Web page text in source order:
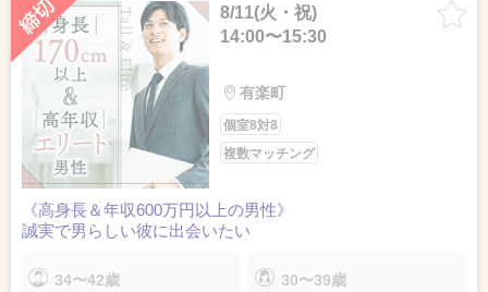
8/11(火・祝)
14:00〜15:30
有楽町
個室8対8
複数マッチング
《高身長＆年収600万円以上の男性》
誠実で男らしい彼に出会いたい
34〜42歳 30〜39歳